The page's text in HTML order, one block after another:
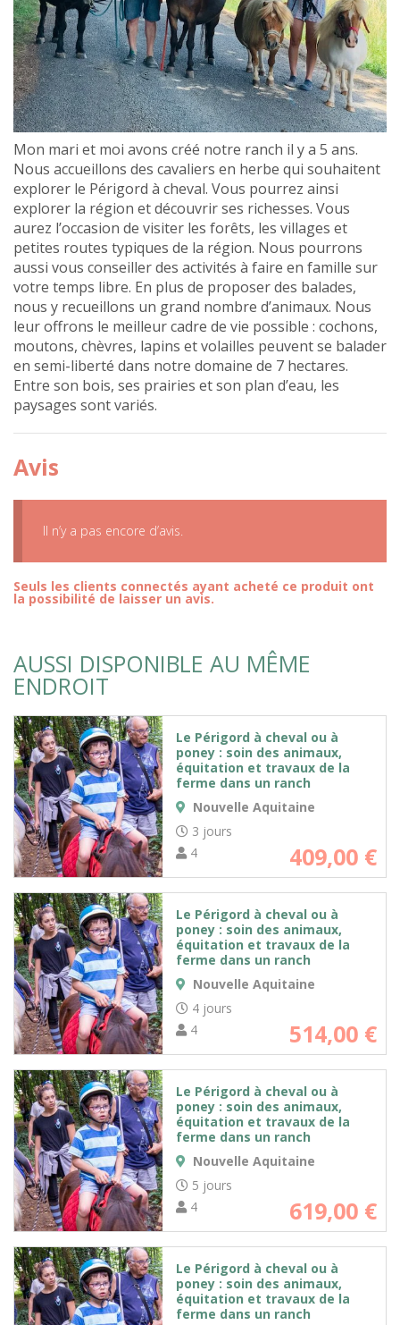
Mon mari et moi avons créé notre ranch il y a 5 ans.
Nous accueillons des cavaliers en herbe qui souhaitent
explorer le Périgord à cheval. Vous pourrez ainsi
explorer la région et découvrir ses richesses. Vous
aurez l’occasion de visiter les forêts, les villages et
petites routes typiques de la région. Nous pourrons
aussi vous conseiller des activités à faire en famille sur
votre temps libre. En plus de proposer des balades,
nous y recueillons un grand nombre d’animaux. Nous
leur offrons le meilleur cadre de vie possible : cochons,
moutons, chèvres, lapins et volailles peuvent se balader
en semi-liberté dans notre domaine de 7 hectares.
Entre son bois, ses prairies et son plan d’eau, les
paysages sont variés.
Avis
Il n’y a pas encore d’avis.
Seuls les clients connectés ayant acheté ce produit ont
la possibilité de laisser un avis.
AUSSI DISPONIBLE AU MÊME
ENDROIT
Le Périgord à cheval ou à
poney : soin des animaux,
équitation et travaux de la
ferme dans un ranch
Nouvelle Aquitaine
3 jours
4
409,00 €
Le Périgord à cheval ou à
poney : soin des animaux,
équitation et travaux de la
ferme dans un ranch
Nouvelle Aquitaine
4 jours
4
514,00 €
Le Périgord à cheval ou à
poney : soin des animaux,
équitation et travaux de la
ferme dans un ranch
Nouvelle Aquitaine
5 jours
4
619,00 €
Le Périgord à cheval ou à
poney : soin des animaux,
équitation et travaux de la
ferme dans un ranch